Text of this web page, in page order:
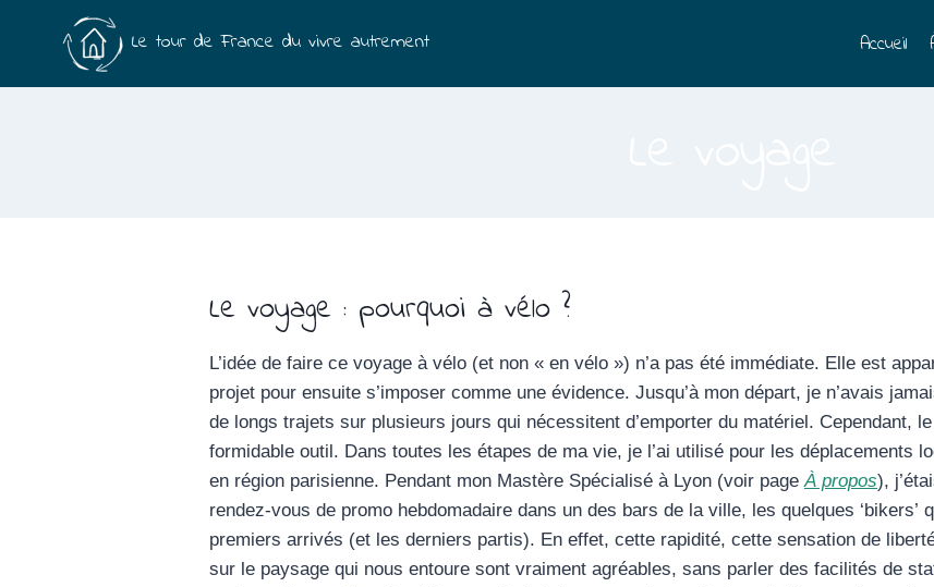
Le tour de France du vivre autrement Accueil
Le voyage : pourquoi à vélo ?
L’idée de faire ce voyage à vélo (et non « en vélo ») n’a pas été immédiate. Elle est
projet pour ensuite s’imposer comme une évidence. Jusqu’à mon départ, je n’avais
de longs trajets sur plusieurs jours qui nécessitent d’emporter du matériel. Cependant,
formidable outil. Dans toutes les étapes de ma vie, je l’ai utilisé pour les déplacements
en région parisienne. Pendant mon Mastère Spécialisé à Lyon (voir pageÀ propos),
rendez-vous de promo hebdomadaire dans un des bars de la ville, les quelques ‘bikers’
premiers arrivés (et les derniers partis). En effet, cette rapidité, cette sensation de
sur le paysage qui nous entoure sont vraiment agréables, sans parler des facilités de